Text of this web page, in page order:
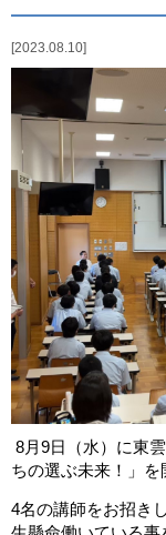
2023.08.10
8月9日（水）に東
ちの選ぶ未来！」を
4名の講師をお招き